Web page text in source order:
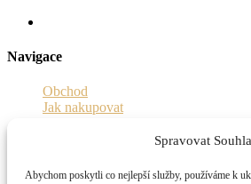
Spravovat
Abychom poskytli co nejlepší služby, používáme k
Navigace
Obchod
Jak nakupovat
Kontakt